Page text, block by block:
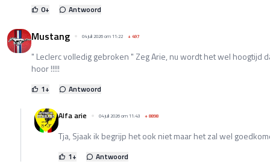
0+ Antwoord
Mustang 04 juli 2026 om 11:22 +497
" Leclerc volledig gebroken " Zeg Arie, nu wordt het wel hoogtijd
hoor !!!!!
1+ Antwoord
Alfa arie 04 juli 2026 om 11:43 +8898
Tja, Sjaak ik begrijp het ook niet maar het zal wel
1+
Antwoord